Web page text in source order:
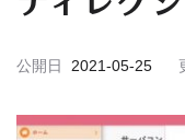
公開日 2021-05-25